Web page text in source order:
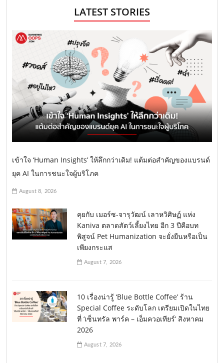
LATEST STORIES
เข้าใจ ‘Human Insights’ ให้ลึกกว่าเดิม! แต้มต่อสำคัญของแบรนด์
ยุค AI ในการชนะใจผู้บริโภค
August 8, 2026
คุยกับ เมอร์ซ-จารุวัฒน์ เลาหวิศิษฏ์ แห่ง
Kaniva ตลาดสัตว์เลี้ยงไทย อีก 3 ปีคือบท
พิสูจน์ Pet Humanization จะยั่งยืนหรือเป็น
เพียงกระแส
August 7, 2026
10 เรื่องน่ารู้ ‘Blue Bottle Coffee’ ร้าน
Special Coffee ระดับโลก เตรียมเปิดในไทย
ที่ ‘เซ็นทรัล พาร์ค – เอ็มควอเทียร์’ สิงหาคม
2026
August 7, 2026